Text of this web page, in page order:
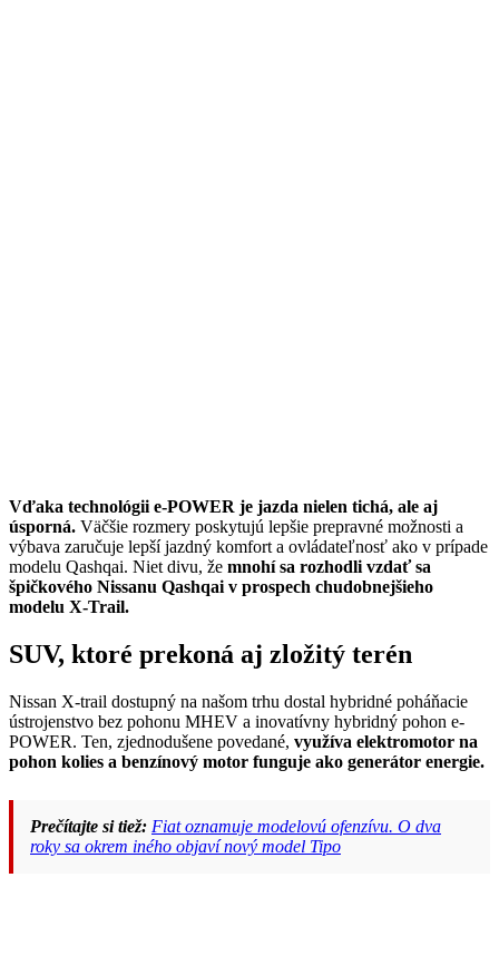
Vďaka technológii e-POWER je jazda nielen tichá, ale aj
úsporná. Väčšie rozmery poskytujú lepšie prepravné možnosti a
výbava zaručuje lepší jazdný komfort a ovládateľnosť ako v prípade
modelu Qashqai. Niet divu, že mnohí sa rozhodli vzdať sa
špičkového Nissanu Qashqai v prospech chudobnejšieho
modelu X-Trail.
SUV, ktoré prekoná aj zložitý terén
Nissan X-trail dostupný na našom trhu dostal hybridné poháňacie
ústrojenstvo bez pohonu MHEV a inovatívny hybridný pohon e-
POWER. Ten, zjednodušene povedané, využíva elektromotor na
pohon kolies a benzínový motor funguje ako generátor energie.
Prečítajte si tiež: Fiat oznamuje modelovú ofenzívu. O dva
roky sa okrem iného objaví nový model Tipo